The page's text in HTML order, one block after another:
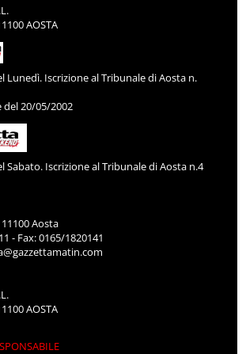
AOSTA
Lunedì. Iscrizione al Tribunale di Aosta n.
20/05/2002
Sabato. Iscrizione al Tribunale di Aosta n.4
Aosta
- Fax: 0165/1820141
AOSTA